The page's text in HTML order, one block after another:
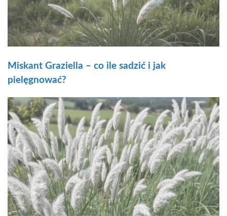
Miskant Graziella – co ile sadzić i jak
pielęgnować?